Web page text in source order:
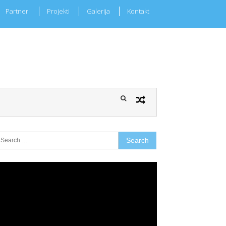
Partneri Projekti Galerija Kontakt